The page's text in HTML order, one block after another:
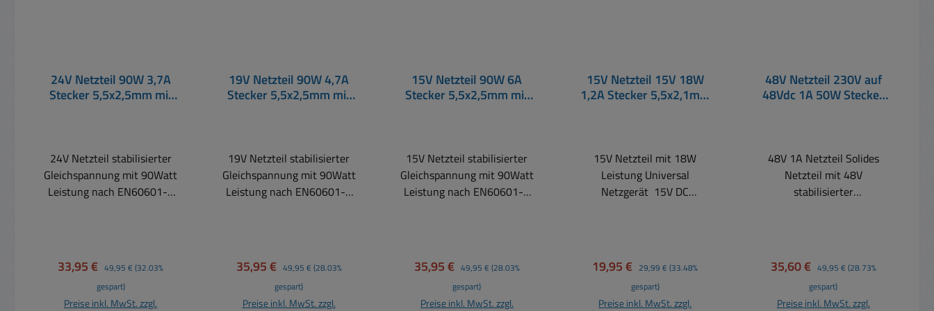
24V Netzteil 90W 3,7A
Stecker 5,5x2,5mm mit
24V Netzteil stabilisierter
Gleichspannung mit 90Watt
Leistung nach EN60601-1
Anwendungen aus der
Medizintechnik EN60601-1
Verkaufspreis:
33,95 € Regulärer Preis:
49,95 € (32.03%
gespart)
Preise inkl. MwSt. zzgl.
19V Netzteil 90W 4,7A
Stecker 5,5x2,5mm mit
19V Netzteil stabilisierter
Gleichspannung mit 90Watt
Leistung nach EN60601-1
Anwendungen aus der
Medizintechnik EN60601-1
Verkaufspreis:
35,95 € Regulärer Preis:
49,95 € (28.03%
gespart)
Preise inkl. MwSt. zzgl.
15V Netzteil 90W 6A
Stecker 5,5x2,5mm mit
15V Netzteil stabilisierter
Gleichspannung mit 90Watt
Leistung nach EN60601-1
aus der Medizintechnik
EN60601-1 (2x MOPP
Verkaufspreis:
35,95 € Regulärer Preis:
49,95 € (28.03%
gespart)
Preise inkl. MwSt. zzgl.
15V Netzteil 15V 18W
1,2A Stecker 5,5x2,1mm
15V Netzteil mit 18W
Leistung Universal
Netzgerät 15V DC
Blutdruckmessgerät,
Vernebler, Inhalator,
Verkaufspreis:
19,95 € Regulärer Preis:
29,99 € (33.48%
gespart)
Preise inkl. MwSt. zzgl.
48V Netzteil 230V auf
48Vdc 1A 50W Stecker
48V 1A Netzteil Solides
Netzteil mit 48V
stabilisierter
Technische Daten:
Belastbarkeit: max. 1000mA
Verkaufspreis:
35,60 € Regulärer Preis:
49,95 € (28.73%
gespart)
Preise inkl. MwSt. zzgl.